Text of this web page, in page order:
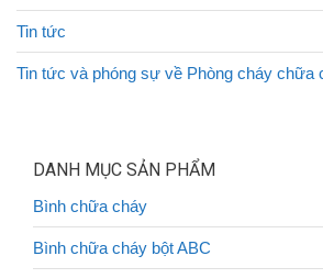
Tin tức
Tin tức và phóng sự về Phòng cháy chữa
DANH MỤC SẢN PHẨM
Bình chữa cháy
Bình chữa cháy bột ABC